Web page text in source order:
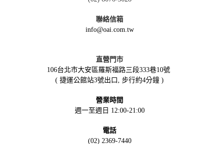
聯絡信箱
info@oai.com.tw
直營門市
106台北市大安區羅斯福路三段333巷10號
( 捷運公館站3號出口, 步行約4分鐘 )
營業時間
週一至週日 12:00-21:00
電話
(02) 2369-7440